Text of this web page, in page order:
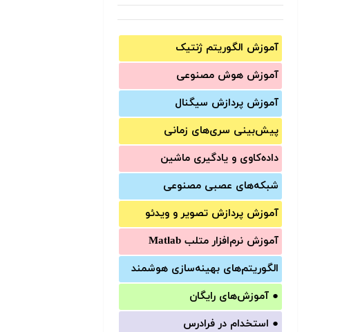
آموزش الگوریتم ژنتیک
آموزش‌ هوش مصنوعی
آموزش‌ پردازش سیگنال
پیش‌‌بینی سری‌‌های زمانی
داده‌کاوی و یادگیری ماشین
شبکه‌های عصبی مصنوعی
آموزش‌ پردازش تصویر و ویدئو
آموزش‌ نرم‌افزار متلب Matlab
الگوریتم‌های بهینه‌سازی هوشمند
● آموزش‌های رایگان
● استخدام در فرادرس